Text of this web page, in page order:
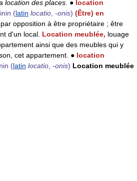
location des places. ● location
(latin locatio -onis) (Être) en
opposition à être propriétaire ; être
d'un local. Location meublée, louage
ainsi que des meubles qui y
cet appartement. ● location
(latin locatio -onis) Location meublée